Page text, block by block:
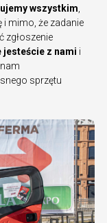
wszystkim
i mimo, że zadanie
zgłoszenie
jesteście z nami i
sprzętu